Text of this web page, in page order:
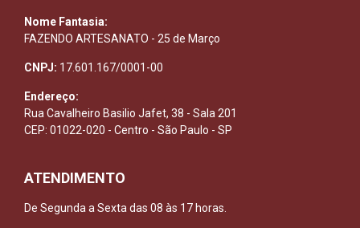
Nome Fantasia:
FAZENDO ARTESANATO - 25 de Março
CNPJ: 17.601.167/0001-00
Endereço:
Rua Cavalheiro Basilio Jafet, 38 - Sala 201
CEP: 01022-020 - Centro - São Paulo - SP
ATENDIMENTO
De Segunda a Sexta das 08 às 17 horas.